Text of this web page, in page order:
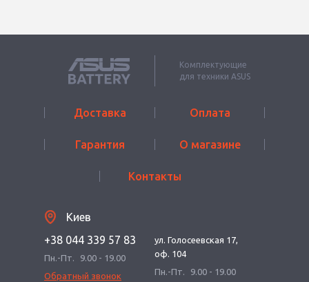
Комплектующие
для техники ASUS
Доставка Оплата
Гарантия О магазине
Контакты
Киев
+38 044 339 57 83
Пн.-Пт.
9.00 - 19.00
Обратный звонок
ул. Голосеевская 17,
оф. 104
Пн.-Пт.
9.00 - 19.00